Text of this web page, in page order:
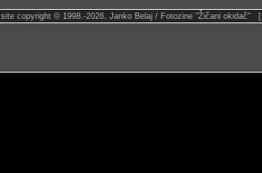
site copyright © 1998.-2026. Janko Belaj / Fotozine "Žičani okidač"